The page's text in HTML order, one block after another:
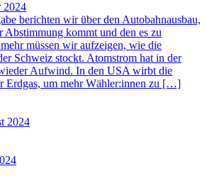
2024
berichten wir über den Autobahnausbau,
Abstimmung kommt und den es zu
müssen wir aufzeigen, wie die
Schweiz stockt. Atomstrom hat in der
Aufwind. In den USA wirbt die
Erdgas, um mehr Wähler:innen zu […]
2024